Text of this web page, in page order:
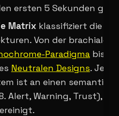
ersten 5 Sekunden
Matrix klassifiziert die 11
Von der brachialen
Paradigma bis
Neutralen Designs.
ist an einen
Alert, Warning, Trust),